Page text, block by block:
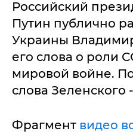
Российский
Путин публично
Украины
его слова о роли
мировой войне.
слова Зеленского
Фрагмент видео